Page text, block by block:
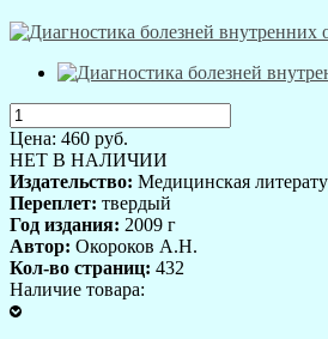
Цена: 460 руб.
НЕТ В НАЛИЧИИ
Издательство: Медицинская
Переплет: твердый
Год издания: 2009 г
Автор: Окороков А.Н.
Кол-во страниц: 432
Наличие товара: